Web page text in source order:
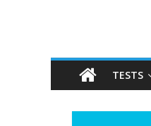
TESTS